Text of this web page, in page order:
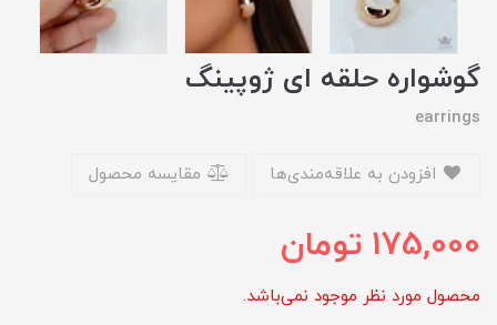
گوشواره حلقه ای ژوپینگ
earrings
مقایسه محصول
175,000 تومان
محصول مورد نظر موجود نمی‌باشد.